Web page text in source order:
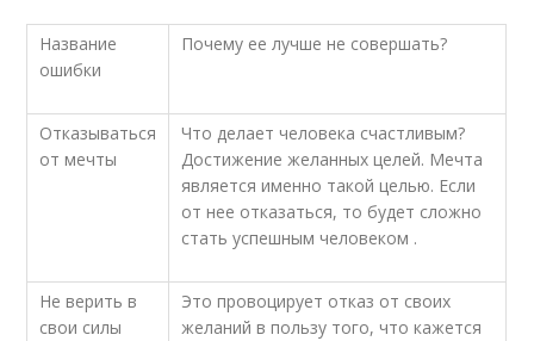
Название
ошибки
Почему ее лучше не совершать?
Отказываться
от мечты
Что делает человека счастливым?
Достижение желанных целей. Мечта
является именно такой целью. Если
от нее отказаться, то будет сложно
стать успешным человеком .
Не верить в
свои силы
Это провоцирует отказ от своих
желаний в пользу того, что кажется